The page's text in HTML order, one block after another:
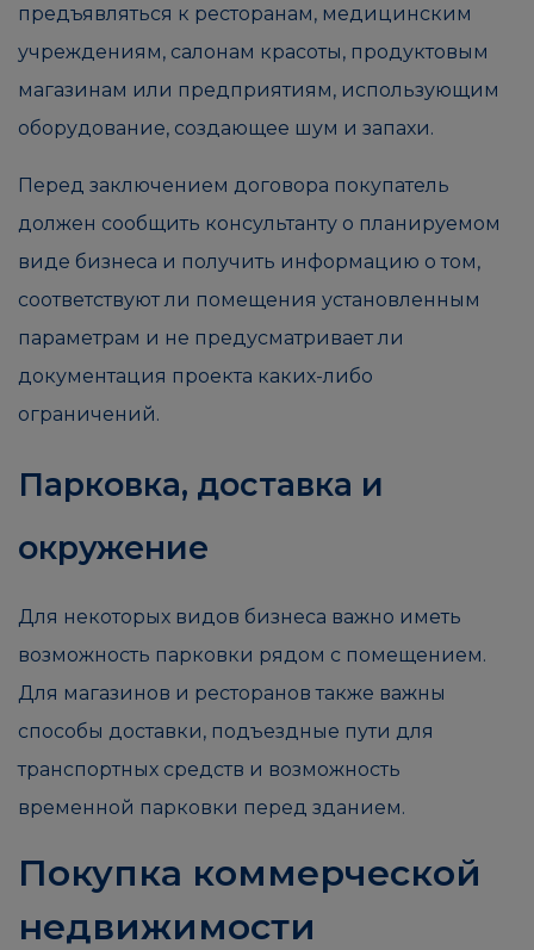
предъявляться к ресторанам, медицинским
учреждениям, салонам красоты, продуктовым
магазинам или предприятиям, использующим
оборудование, создающее шум и запахи.
Перед заключением договора покупатель
должен сообщить консультанту о планируемом
виде бизнеса и получить информацию о том,
соответствуют ли помещения установленным
параметрам и не предусматривает ли
документация проекта каких-либо
ограничений.
Парковка, доставка и
окружение
Для некоторых видов бизнеса важно иметь
возможность парковки рядом с помещением.
Для магазинов и ресторанов также важны
способы доставки, подъездные пути для
транспортных средств и возможность
временной парковки перед зданием.
Покупка коммерческой
недвижимости